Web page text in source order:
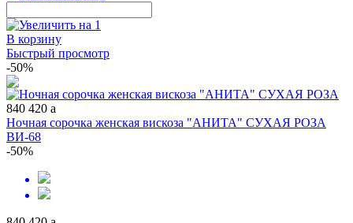
В корзину
Быстрый просмотр
-50%
840 420 a
Ночная сорочка женская вискоза "АНИТА" СУХАЯ РОЗА
ВИ-68
-50%